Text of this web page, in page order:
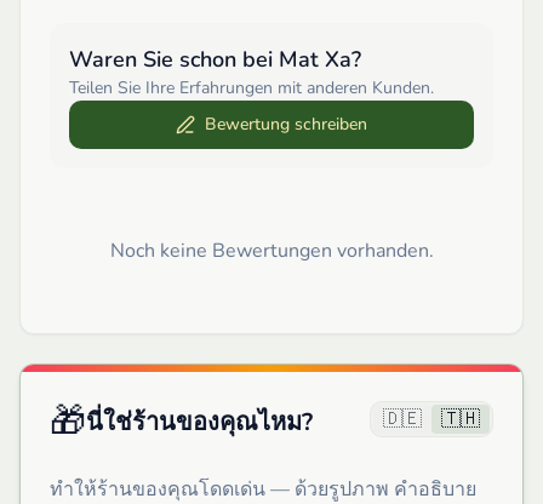
Waren Sie schon bei Mat Xa?
Teilen Sie Ihre Erfahrungen mit anderen Kunden.
Bewertung schreiben
Noch keine Bewertungen vorhanden.
🎁นี่ใช่ร้านของคุณไหม? 🇩🇪 🇹🇭
ทำให้ร้านของคุณโดดเด่น — ด้วยรูปภาพ คำอธิบาย